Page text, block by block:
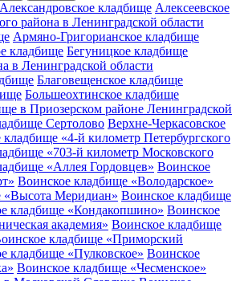
Александровское кладбище Алексеевское
района в Ленинградской области
Армяно-Григорианское кладбище
кладбище Бегуницкое кладбище
в Ленинградской области
Благовещенское кладбище
Большеохтинское кладбище
в Приозерском районе Ленинградской
Сертолово Верхне-Черкасовское
«4-й километр Петербургского
«703-й километр Московского
«Аллея Гордовцев» Воинское
Воинское кладбище «Володарское»
«Высота Меридиан» Воинское кладбище
кладбище «Кондакопшино» Воинское
академия» Воинское кладбище
кладбище «Приморский
кладбище «Пулковское» Воинское
Воинское кладбище «Чесменское»